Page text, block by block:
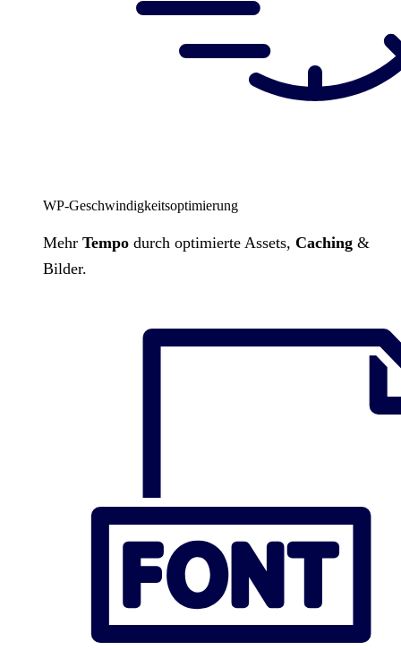
WP-Geschwindigkeitsoptimierung
Mehr Tempo durch optimierte Assets, Caching &
Bilder.